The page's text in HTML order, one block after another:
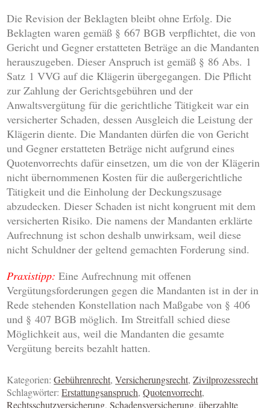
Die Revision der Beklagten bleibt ohne Erfolg. Die
Beklagten waren gemäß § 667 BGB verpflichtet, die von
Gericht und Gegner erstatteten Beträge an die Mandanten
herauszugeben. Dieser Anspruch ist gemäß § 86 Abs. 1
Satz 1 VVG auf die Klägerin übergegangen. Die Pflicht
zur Zahlung der Gerichtsgebühren und der
Anwaltsvergütung für die gerichtliche Tätigkeit war ein
versicherter Schaden, dessen Ausgleich die Leistung der
Klägerin diente. Die Mandanten dürfen die von Gericht
und Gegner erstatteten Beträge nicht aufgrund eines
Quotenvorrechts dafür einsetzen, um die von der Klägerin
nicht übernommenen Kosten für die außergerichtliche
Tätigkeit und die Einholung der Deckungszusage
abzudecken. Dieser Schaden ist nicht kongruent mit dem
versicherten Risiko. Die namens der Mandanten erklärte
Aufrechnung ist schon deshalb unwirksam, weil diese
nicht Schuldner der geltend gemachten Forderung sind.
Praxistipp:Eine Aufrechnung mit offenen
Vergütungsforderungen gegen die Mandanten ist in der in
Rede stehenden Konstellation nach Maßgabe von § 406
und § 407 BGB möglich. Im Streitfall schied diese
Möglichkeit aus, weil die Mandanten die gesamte
Vergütung bereits bezahlt hatten.
Kategorien:Gebührenrecht,Versicherungsrecht,Zivilprozessrecht
Schlagwörter:Erstattungsanspruch,Quotenvorrecht,
Rechtsschutzversicherung,Schadensversicherung,überzahlte